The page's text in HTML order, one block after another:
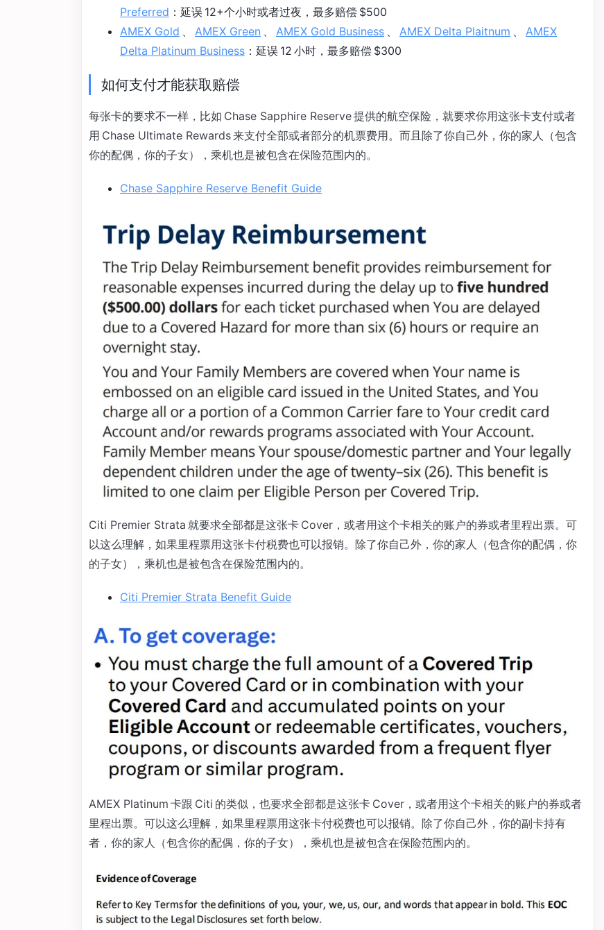
Preferred ：延误 12+个小时或者过夜，最多赔偿 $500
AMEX Gold 、 AMEX Green 、 AMEX Gold Business 、 AMEX Delta Plaitnum 、 AMEX
Delta Platinum Business ：延误 12 小时，最多赔偿 $300
如何支付才能获取赔偿
每张卡的要求不一样，比如 Chase Sapphire Reserve 提供的航空保险，就要求你用这张卡支付或者
用 Chase Ultimate Rewards 来支付全部或者部分的机票费用。而且除了你自己外，你的家人（包含
你的配偶，你的子女），乘机也是被包含在保险范围内的。
Chase Sapphire Reserve Benefit Guide
Citi Premier Strata 就要求全部都是这张卡 Cover，或者用这个卡相关的账户的券或者里程出票。可
以这么理解，如果里程票用这张卡付税费也可以报销。除了你自己外，你的家人（包含你的配偶，你
的子女），乘机也是被包含在保险范围内的。
Citi Premier Strata Benefit Guide
AMEX Platinum 卡跟 Citi 的类似，也要求全部都是这张卡 Cover，或者用这个卡相关的账户的券或者
里程出票。可以这么理解，如果里程票用这张卡付税费也可以报销。除了你自己外，你的副卡持有
者，你的家人（包含你的配偶，你的子女），乘机也是被包含在保险范围内的。